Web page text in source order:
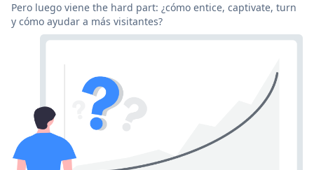
Pero luego viene the hard part: ¿cómo entice, captivate, turn
y cómo ayudar a más visitantes?